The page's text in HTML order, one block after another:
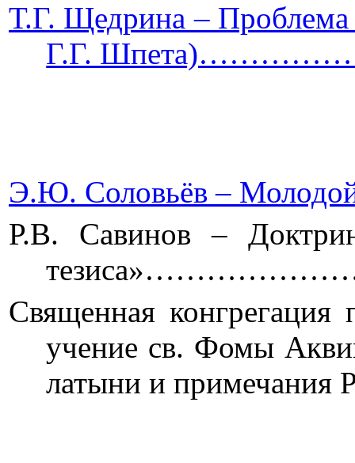
Т.Г. Щедрина – Проблема
Г.Г.
Э.Ю. Соловьёв –
Р.В. Савинов –
Священная
учение св. Фомы
латыни и